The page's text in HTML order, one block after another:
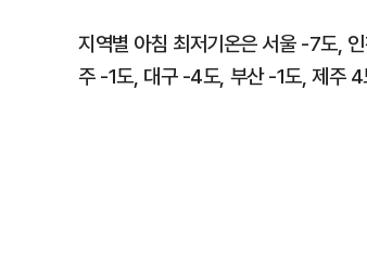
지역별 아침 최저기온은 서울 -7도,
주 -1도, 대구 -4도, 부산 -1도, 제주 4